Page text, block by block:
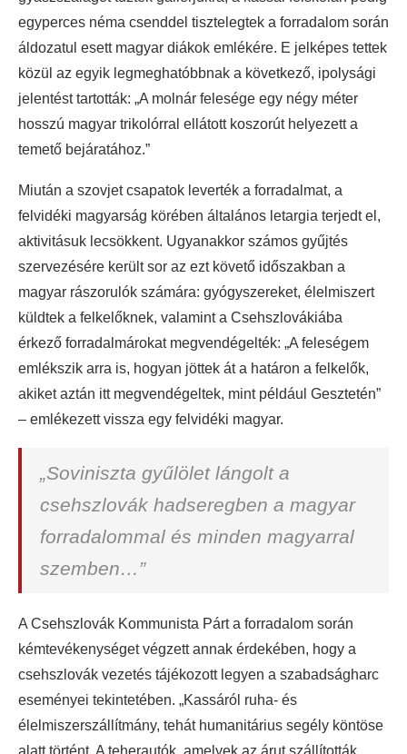
egyperces néma csenddel tisztelegtek a forradalom során
áldozatul esett magyar diákok emlékére. E jelképes tettek
közül az egyik legmeghatóbbnak a következő, ipolysági
jelentést tartották: „A molnár felesége egy négy méter
hosszú magyar trikolórral ellátott koszorút helyezett a
temető bejáratához.”
Miután a szovjet csapatok leverték a forradalmat, a
felvidéki magyarság körében általános letargia terjedt el,
aktivitásuk lecsökkent. Ugyanakkor számos gyűjtés
szervezésére került sor az ezt követő időszakban a
magyar rászorulók számára: gyógyszereket, élelmiszert
küldtek a felkelőknek, valamint a Csehszlovákiába
érkező forradalmárokat megvendégelték: „A feleségem
emlékszik arra is, hogyan jöttek át a határon a felkelők,
akiket aztán itt megvendégeltek, mint például Gesztetén”
– emlékezett vissza egy felvidéki magyar.
„Soviniszta gyűlölet lángolt a
csehszlovák hadseregben a magyar
forradalommal és minden magyarral
szemben…”
A Csehszlovák Kommunista Párt a forradalom során
kémtevékenységet végzett annak érdekében, hogy a
csehszlovák vezetés tájékozott legyen a szabadságharc
eseményei tekintetében. „Kassáról ruha- és
élelmiszerszállítmány, tehát humanitárius segély köntöse
alatt történt. A teherautók, amelyek az árut szállították,